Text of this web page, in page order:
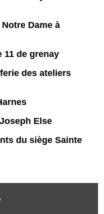
Dame à
11 de grenay
des ateliers
Else
du siège Sainte